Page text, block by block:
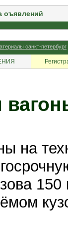
оъявлений
санкт-петербург
на